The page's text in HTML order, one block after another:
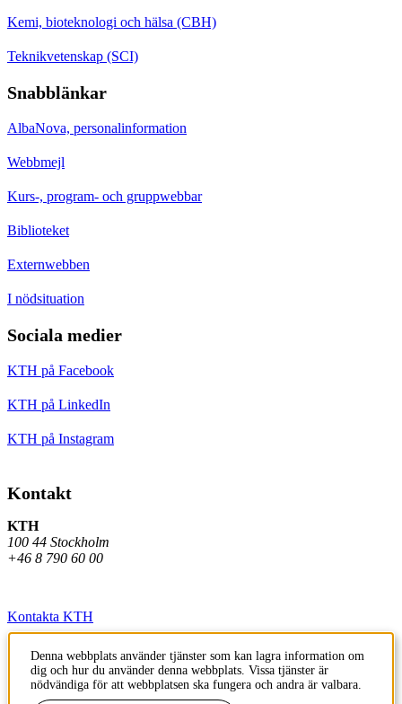
Kemi, bioteknologi och hälsa (CBH)
Teknikvetenskap (SCI)
Snabblänkar
AlbaNova, personalinformation
Webbmejl
Kurs-, program- och gruppwebbar
Biblioteket
Externwebben
I nödsituation
Sociala medier
KTH på Facebook
KTH på LinkedIn
KTH på Instagram
Kontakt
KTH
100 44 Stockholm
+46 8 790 60 00
Kontakta KTH
Jobba på KTH
Press och media
Denna webbplats använder tjänster som kan lagra information om
dig och hur du använder denna webbplats. Vissa tjänster är
nödvändiga för att webbplatsen ska fungera och andra är valbara.